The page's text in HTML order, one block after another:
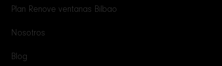
Plan Renove ventanas Bilbao
Nosotros
Blog